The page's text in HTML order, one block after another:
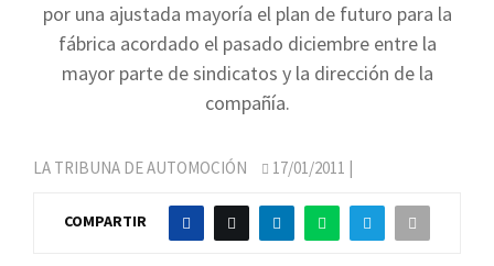
por una ajustada mayoría el plan de futuro para la
fábrica acordado el pasado diciembre entre la
mayor parte de sindicatos y la dirección de la
compañía.
LA TRIBUNA DE AUTOMOCIÓN 17/01/2011 |
COMPARTIR